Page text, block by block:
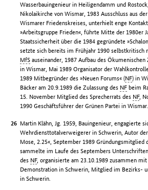
Wasserbauingenieur in Heiligendamm und
Nikolaikirche von Wismar, 1983 Ausschluss aus
Wismarer Friedenskreises, unterhielt enge
»Arbeitsgruppe Frieden«, führte Mitte der 1980er
Staatssicherheit über die 1984 gegründete
setzte sich bereits im Frühjahr 1990 selbstkritisch
MfS auseinander, 1987 Aufbau des
in Wismar, Mai 1989 Organisator der
1989 Mitbegründer des »Neuen Forums« (NF) in
Bäcker am 20.9.1989 die Zulassung des NF beim
15. November Mitglied des Sprecherrats des NF,
1990 Geschäftsführer der Grünen Partei in Wismar.
Martin Klähn, Jg. 1959, Bauingenieur, engagierte
Wehrdiensttotalverweigerer in Schwerin, Autor
Mose, 2.25«, September 1989 Gründungsmitglied
sammelte im Laufe des Septembers
des NF, organisierte am 23.10.1989 zusammen
Demonstration in Schwerin, Mitglied im Bezirks-
in Schwerin.